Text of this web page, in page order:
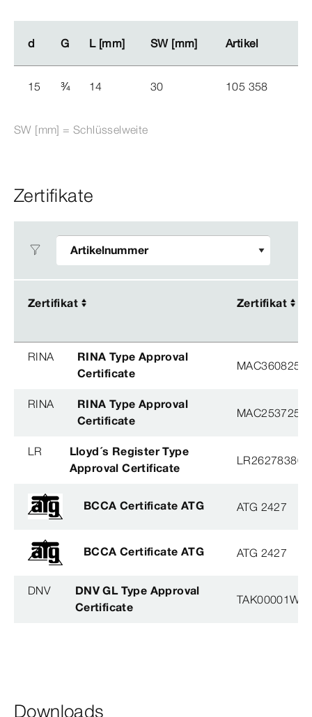
d G L [mm] SW [mm] Artikel
d G L [mm] SW [mm] Artikel
15 ¾ 14 30 105 358
SW [mm] = Schlüsselweite
Zertifikate
Zertifikat Zertifikat
Zertifikat Zertifikat
RINA
RINA Type Approval
Certificate
RINA
RINA Type Approval
Certificate
LR
Lloyd´s Register Type
Approval Certificate
BCCA Certificate ATG ATG 2427
BCCA Certificate ATG ATG 2427
DNV
DNV GL Type Approval
Certificate
TAK00001W8
Downloads